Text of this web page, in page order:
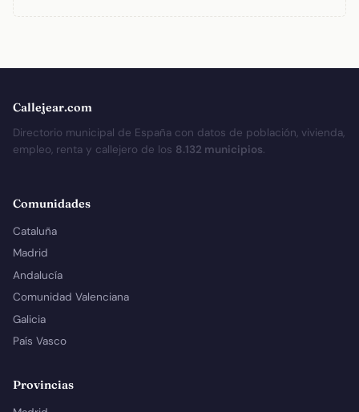
Callejear.com
Directorio municipal de España con datos de población, vivienda,
empleo, renta y callejero de los 8.132 municipios.
Comunidades
Cataluña
Madrid
Andalucía
Comunidad Valenciana
Galicia
País Vasco
Provincias